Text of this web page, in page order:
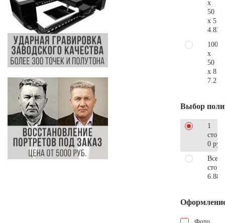
x
50
x 5
100
x
50
x 8
Выбор
1
0 руб.
Все